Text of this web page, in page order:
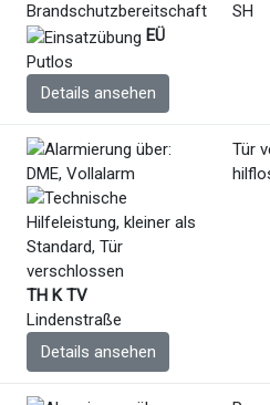
EÜ
Putlos
Details ansehen
SH
TH K TV
Lindenstraße
Details ansehen
Tür